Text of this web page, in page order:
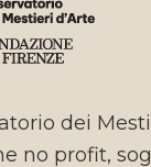
dei
no profit,